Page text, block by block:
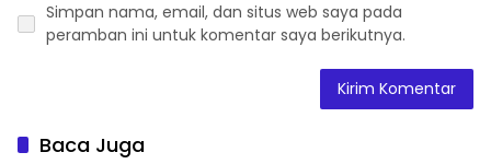
Simpan nama, email, dan situs web saya pada
peramban ini untuk komentar saya berikutnya.
Baca Juga